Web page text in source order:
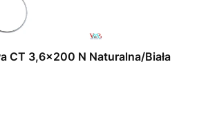
CT 3,6x200 N Naturalna/Biała